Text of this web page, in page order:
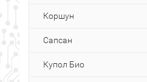
Коршун
Сапсан
Купол Био